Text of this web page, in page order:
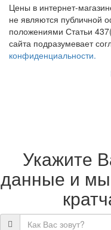
Цены в интернет-
не являются публичной
положениями Статьи
сайта подразумевает
конфиденциальности.
Укажите
данные и мы